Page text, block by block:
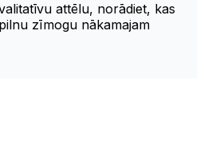
attēlu, norādiet, kas
zīmogu nākamajam